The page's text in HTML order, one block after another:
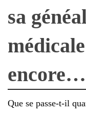
sa
encore…
Que se passe-t-il